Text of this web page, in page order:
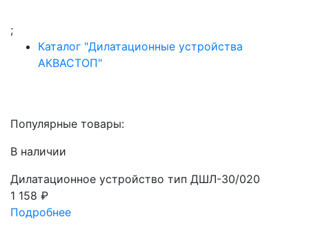
;
Каталог "Дилатационные устройства
АКВАСТОП"
Популярные товары:
В наличии
Дилатационное устройство тип ДШЛ-30/020
1 158 ₽
Подробнее